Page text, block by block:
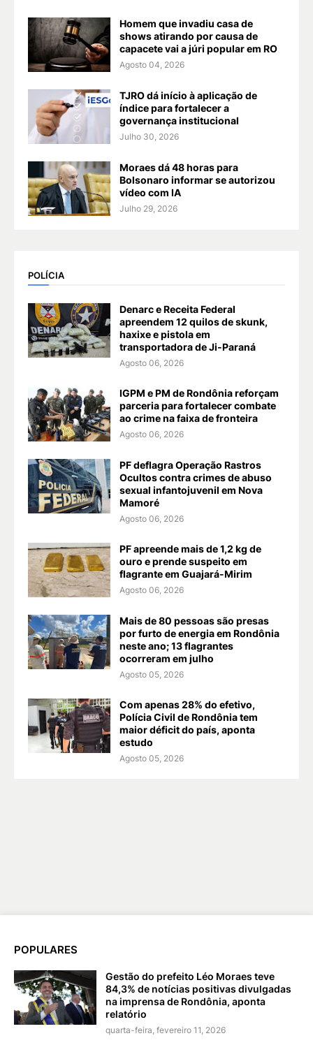
Homem que invadiu casa de
shows atirando por causa de
capacete vai a júri popular em RO
Agosto 04, 2026
TJRO dá início à aplicação de
índice para fortalecer a
governança institucional
Julho 30, 2026
Moraes dá 48 horas para
Bolsonaro informar se autorizou
vídeo com IA
Julho 29, 2026
POLÍCIA
Denarc e Receita Federal
apreendem 12 quilos de skunk,
haxixe e pistola em
transportadora de Ji-Paraná
Agosto 06, 2026
IGPM e PM de Rondônia reforçam
parceria para fortalecer combate
ao crime na faixa de fronteira
Agosto 06, 2026
PF deflagra Operação Rastros
Ocultos contra crimes de abuso
sexual infantojuvenil em Nova
Mamoré
Agosto 06, 2026
PF apreende mais de 1,2 kg de
ouro e prende suspeito em
flagrante em Guajará-Mirim
Agosto 06, 2026
Mais de 80 pessoas são presas
por furto de energia em Rondônia
neste ano; 13 flagrantes
ocorreram em julho
Agosto 05, 2026
Com apenas 28% do efetivo,
Polícia Civil de Rondônia tem
maior déficit do país, aponta
estudo
Agosto 05, 2026
POPULARES
Gestão do prefeito Léo Moraes teve
84,3% de notícias positivas divulgadas
na imprensa de Rondônia, aponta
relatório
quarta-feira, fevereiro 11, 2026